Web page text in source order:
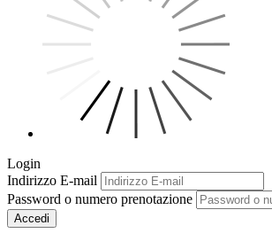
Login
Indirizzo E-mail
Password o numero prenotazione
Accedi